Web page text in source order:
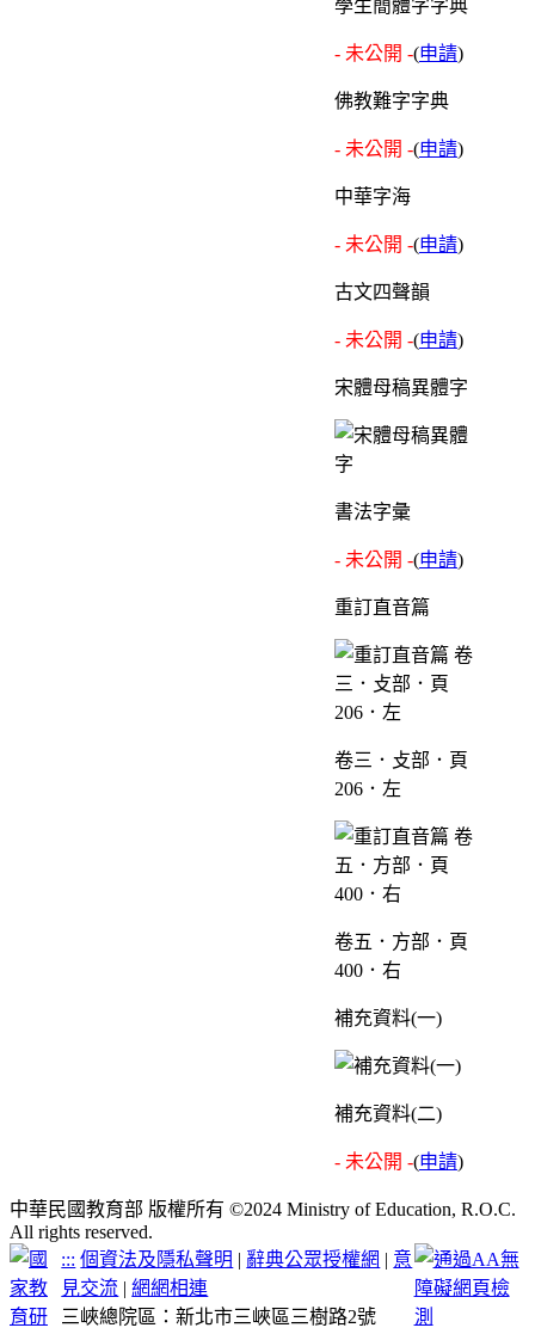
學生簡體字字典
- 未公開 -(申請)
佛教難字字典
- 未公開 -(申請)
中華字海
- 未公開 -(申請)
古文四聲韻
- 未公開 -(申請)
宋體母稿異體字
書法字彙
- 未公開 -(申請)
重訂直音篇
卷三．攴部．頁
206．左
卷五．方部．頁
400．右
補充資料(一)
補充資料(二)
- 未公開 -(申請)
中華民國教育部 版權所有 ©2024 Ministry of Education, R.O.C.
All rights reserved.
::: 個資法及隱私聲明 | 辭典公眾授權網 | 意
見交流 |網網相連
三峽總院區：新北市三峽區三樹路2號